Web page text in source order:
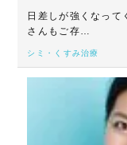
日差しが強くなっ
さんもご存…
シミ・くすみ治療